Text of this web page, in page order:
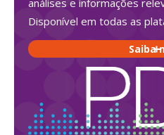
análises e informações
Disponível em todas as
Saiba